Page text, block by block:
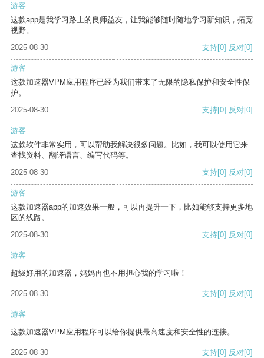
游客
这款app是我学习路上的良师益友，让我能够随时随地学习新知识，拓宽
视野。
2025-08-30
支持[0] 反对[0]
游客
这款加速器VPM应用程序已经为我们带来了无限的隐私保护和安全性保
护。
2025-08-30
支持[0] 反对[0]
游客
这款软件非常实用，可以帮助我解决很多问题。比如，我可以使用它来
查找资料、翻译语言、编写代码等。
2025-08-30
支持[0] 反对[0]
游客
这款加速器app的加速效果一般，可以再提升一下，比如能够支持更多地
区的线路。
2025-08-30
支持[0] 反对[0]
游客
超级好用的加速器，妈妈再也不用担心我的学习啦！
2025-08-30 支持[0] 反对[0]
游客
这款加速器VPM应用程序可以给你提供最高速度和安全性的连接。
2025-08-30 支持[0] 反对[0]